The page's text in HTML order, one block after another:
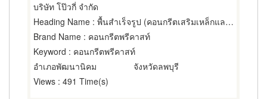
บริษัท โป๊วกี่ จำกัด
Heading Name : พื้นสำเร็จรูป (คอนกรีตเสริมเหล็กและอัดแรง),คอนกรีตเสริมเหล็ก,วัสดุ-อุปกรณ์ก่อสร้าง
Brand Name : คอนกรีตพรีคาสท์
Keyword : คอนกรีตพรีคาสท์
อำเภอพัฒนานิคม
จังหวัดลพบุรี
Views : 491 Time(s)